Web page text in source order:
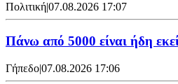
Πολιτική|07.08.2026 17:07
Πάνω από 5000 είναι ήδη
Γήπεδο|07.08.2026 17:06